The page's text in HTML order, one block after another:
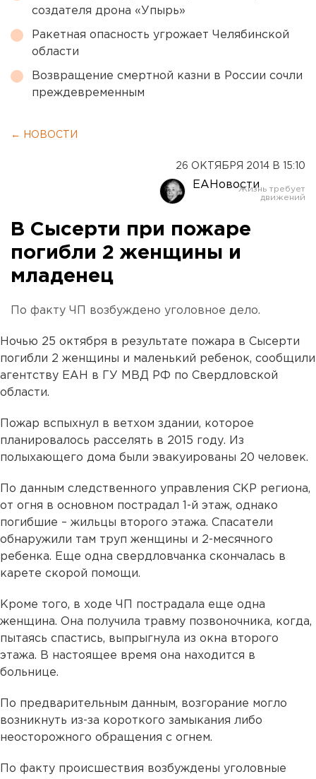
создателя дрона «Упырь»
Ракетная опасность угрожает Челябинской
области
Возвращение смертной казни в России сочли
преждевременным
← НОВОСТИ
26 ОКТЯБРЯ 2014 В 15:10
ЕАНовости
В Сысерти при пожаре
погибли 2 женщины и
младенец
По факту ЧП возбуждено уголовное дело.
Ночью 25 октября в результате пожара в Сысерти
погибли 2 женщины и маленький ребенок, сообщили
агентству ЕАН в ГУ МВД РФ по Свердловской
области.
Пожар вспыхнул в ветхом здании, которое
планировалось расселять в 2015 году. Из
полыхающего дома были эвакуированы 20 человек.
По данным следственного управления СКР региона,
от огня в основном пострадал 1-й этаж, однако
погибшие – жильцы второго этажа. Спасатели
обнаружили там труп женщины и 2-месячного
ребенка. Еще одна свердловчанка скончалась в
карете скорой помощи.
Кроме того, в ходе ЧП пострадала еще одна
женщина. Она получила травму позвоночника, когда,
пытаясь спастись, выпрыгнула из окна второго
этажа. В настоящее время она находится в
больнице.
По предварительным данным, возгорание могло
возникнуть из-за короткого замыкания либо
неосторожного обращения с огнем.
По факту происшествия возбуждены уголовные